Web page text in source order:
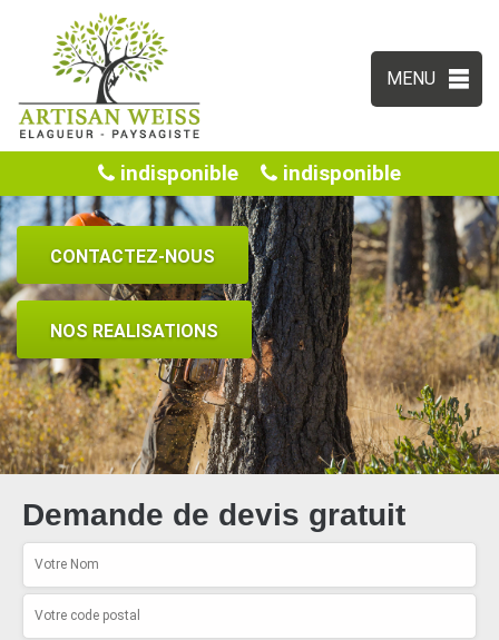
MENU
indisponible indisponible
CONTACTEZ-NOUS
NOS REALISATIONS
Demande de devis gratuit